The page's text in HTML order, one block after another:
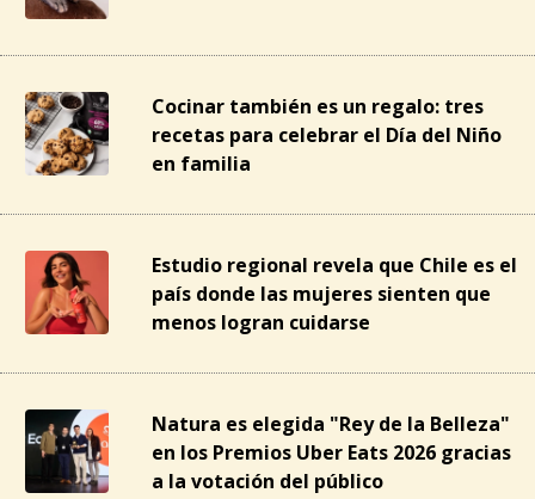
Cocinar también es un regalo: tres
recetas para celebrar el Día del Niño
en familia
Estudio regional revela que Chile es el
país donde las mujeres sienten que
menos logran cuidarse
Natura es elegida "Rey de la Belleza"
en los Premios Uber Eats 2026 gracias
a la votación del público